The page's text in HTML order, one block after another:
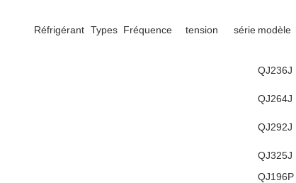
Réfrigérant Types Fréquence tension série modèle
QJ236J
QJ264J
QJ292J
QJ325J
QJ196P